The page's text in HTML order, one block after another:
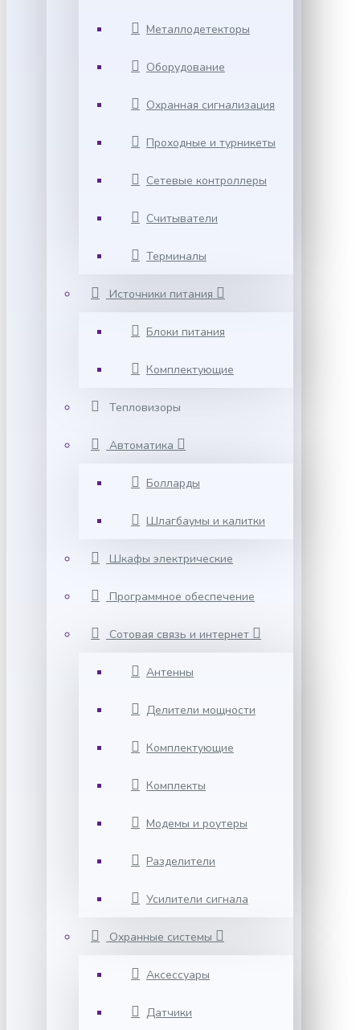
Металлодетекторы
Оборудование
Охранная сигнализация
Проходные и турникеты
Сетевые контроллеры
Считыватели
Терминалы
Источники питания
Блоки питания
Комплектующие
Тепловизоры
Автоматика
Болларды
Шлагбаумы и калитки
Шкафы электрические
Программное обеспечение
Сотовая связь и интернет
Антенны
Делители мощности
Комплектующие
Комплекты
Модемы и роутеры
Разделители
Усилители сигнала
Охранные системы
Аксессуары
Датчики